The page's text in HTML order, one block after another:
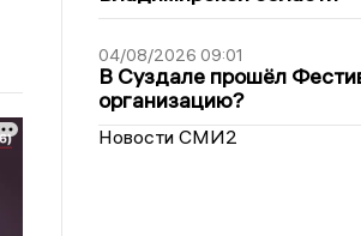
04/08/2026 09:01
В Суздале прошёл
организацию?
Новости СМИ2